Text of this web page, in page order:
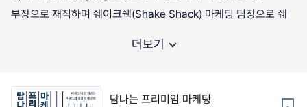
부장으로 재직하며 쉐이크쉑(Shake Shack) 마케팅 팀장으로 쉐
더보기
탐나는 프리미엄 마케팅